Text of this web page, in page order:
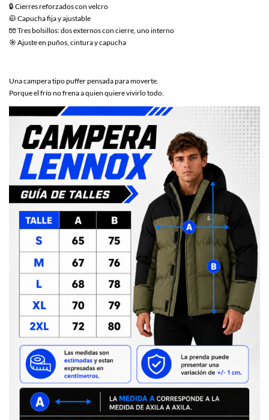
🔒 Cierres reforzados con velcro
🧥 Capucha fija y ajustable
🧤 Tres bolsillos: dos externos con cierre, uno interno
🎯 Ajuste en puños, cintura y capucha
Una campera tipo puffer pensada para moverte.
Porque el frío no frena a quien quiere vivirlo todo.